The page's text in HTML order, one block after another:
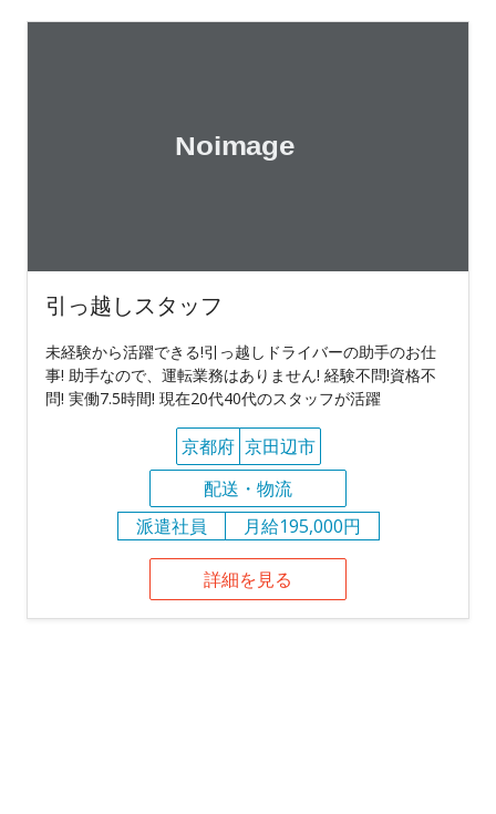
引っ越しスタッフ
未経験から活躍できる!引っ越しドライバーの助手のお仕
事! 助手なので、運転業務はありません! 経験不問!資格不
問! 実働7.5時間! 現在20代40代のスタッフが活躍
京都府 京田辺市
配送・物流
派遣社員
月給195,000円
詳細を見る